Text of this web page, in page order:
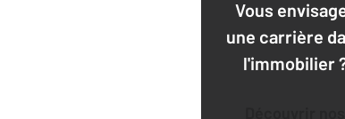
Vous
une carrière
l'immobilier